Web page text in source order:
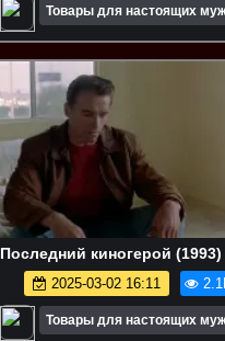
Товары для настоящих
Последний киногерой (1993)
2025-03-02 16:11
Товары для настоящих